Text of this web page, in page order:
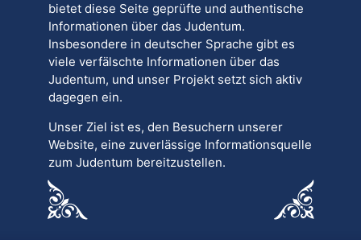
bietet diese Seite geprüfte und authentische
Informationen über das Judentum.
Insbesondere in deutscher Sprache gibt es
viele verfälschte Informationen über das
Judentum, und unser Projekt setzt sich aktiv
dagegen ein.
Unser Ziel ist es, den Besuchern unserer
Website, eine zuverlässige Informationsquelle
zum Judentum bereitzustellen.